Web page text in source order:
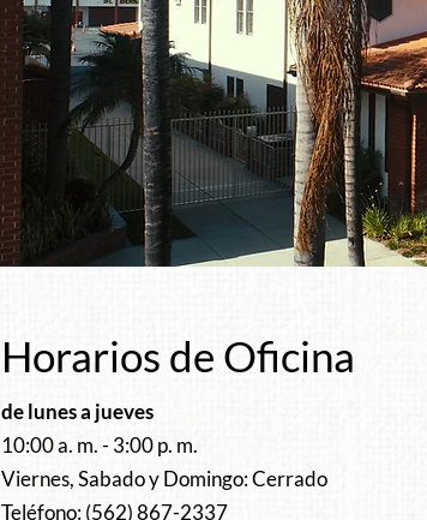
Horarios de Oficina
de lunes a jueves
10:00 a. m. - 3:00 p. m.
Viernes, Sabado y Domingo: Cerrado
Teléfono: (562) 867-2337